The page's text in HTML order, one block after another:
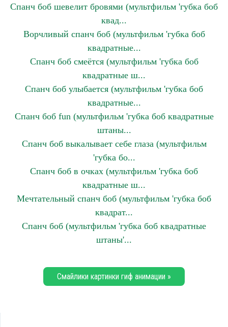
Спанч боб шевелит бровями (мультфильм 'губка боб
квад...
Ворчливый спанч боб (мультфильм 'губка боб
квадратные...
Спанч боб смеётся (мультфильм 'губка боб
квадратные ш...
Спанч боб улыбается (мультфильм 'губка боб
квадратные...
Спанч боб fun (мультфильм 'губка боб квадратные
штаны...
Спанч боб выкалывает себе глаза (мультфильм
'губка бо...
Спанч боб в очках (мультфильм 'губка боб
квадратные ш...
Мечтательный спанч боб (мультфильм 'губка боб
квадрат...
Спанч боб (мультфильм 'губка боб квадратные
штаны'...
Смайлики картинки гиф анимации »